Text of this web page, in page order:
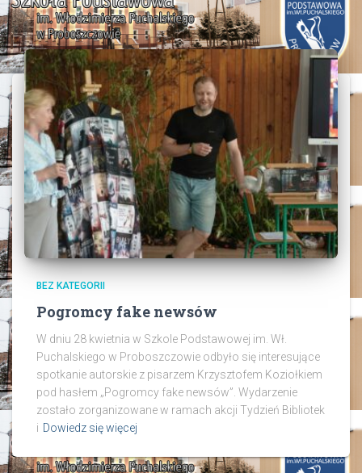
BEZ KATEGORII
Pogromcy fake newsów
W dniu 28 kwietnia w Szkole Podstawowej im. Wł.
Puchalskiego w Proboszczowie odbyło się interesujące
spotkanie autorskie z pisarzem Krzysztofem Koziołkiem
pod hasłem „Pogromcy fake newsów”. Wydarzenie
zostało zorganizowane w ramach akcji Tydzień Bibliotek
i Dowiedz się więcej